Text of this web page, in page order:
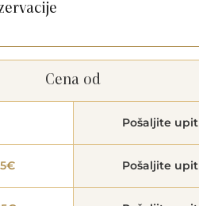
Cena od
Pošaljite upit
Pošaljite upit